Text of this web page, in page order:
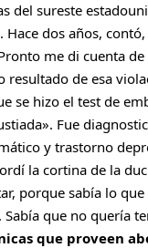
del sureste
Hace dos años,
me di cuenta de
resultado de esa
se hizo el test de
Fue
y trastorno
la cortina de la
porque sabía lo que
que no quería
que proveen